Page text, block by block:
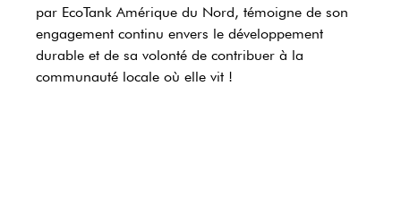
par EcoTank Amérique du Nord, témoigne de son
engagement continu envers le développement
durable et de sa volonté de contribuer à la
communauté locale où elle vit !